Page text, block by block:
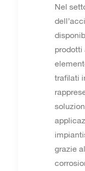
Nel
prodotti
trafilati
grazie